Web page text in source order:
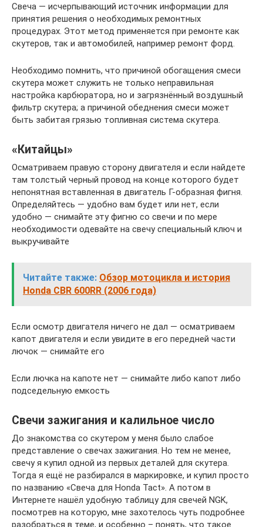
Свеча — исчерпывающий источник информации для
принятия решения о необходимых ремонтных
процедурах. Этот метод применяется при ремонте как
скутеров, так и автомобилей, например ремонт форд.
Необходимо помнить, что причиной обогащения смеси
скутера может служить не только неправильная
настройка карбюратора, но и загрязнённый воздушный
фильтр скутера; а причиной обеднения смеси может
быть забитая грязью топливная система скутера.
«Китайцы»
Осматриваем правую сторону двигателя и если найдете
там толстый черный провод на конце которого будет
непонятная вставленная в двигатель Г-образная фигня.
Определяйтесь — удобно вам будет или нет, если
удобно — снимайте эту фигню со свечи и по мере
необходимости одевайте на свечу специальный ключ и
выкручивайте
Читайте также: Обзор мотоцикла и история
Honda CBR 600RR (2006 года)
Если осмотр двигателя ничего не дал — осматриваем
капот двигателя и если увидите в его передней части
лючок — снимайте его
Если лючка на капоте нет — снимайте либо капот либо
подседельную емкость
Свечи зажигания и калильное число
До знакомства со скутером у меня было слабое
представление о свечах зажигания. Но тем не менее,
свечу я купил одной из первых деталей для скутера.
Тогда я ещё не разбирался в маркировке, и купил просто
по названию «Свеча для Honda Tact». А потом в
Интернете нашёл удобную таблицу для свечей NGK,
посмотрев на которую, мне захотелось чуть подробнее
разобраться в теме, и особенно – понять, что такое